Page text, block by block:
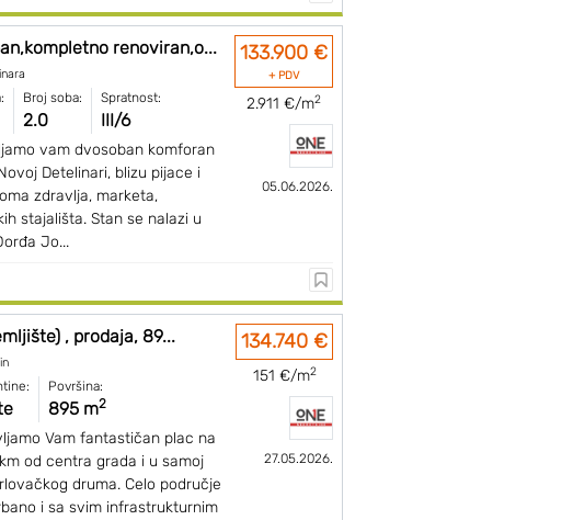
renoviran,o...
Broj soba:
2.0
Spratnost:
III/6
vam dvosoban komforan
Detelinari, blizu pijace i
zdravlja, marketa,
stajališta. Stan se nalazi u
Jo...
133.900 €
+ PDV
2.911 €/m2
05.06.2026.
, prodaja, 89...
Površina:
895 m2
Vam fantastičan plac na
od centra grada i u samoj
druma. Celo područje
i sa svim infrastrukturnim
134.740 €
151 €/m2
27.05.2026.